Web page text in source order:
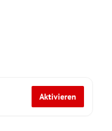
Aktivieren